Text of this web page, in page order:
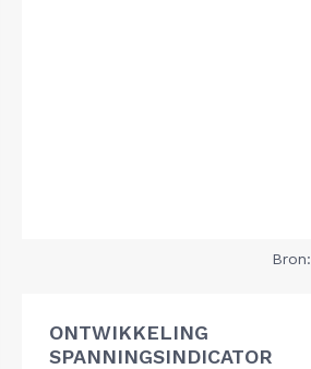
Bron:
ONTWIKKELING
SPANNINGSINDICATOR